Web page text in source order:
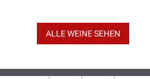
ALLE WEINE SEHEN